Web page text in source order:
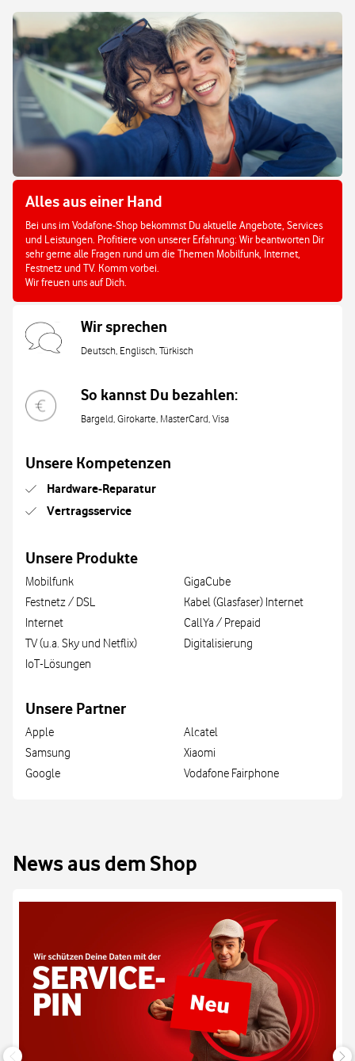
Alles aus einer Hand
Bei uns im Vodafone-Shop bekommst Du aktuelle Angebote, Services
und Leistungen. Profitiere von unserer Erfahrung: Wir beantworten Dir
sehr gerne alle Fragen rund um die Themen Mobilfunk, Internet,
Festnetz und TV. Komm vorbei.
Wir freuen uns auf Dich.
Wir sprechen
Deutsch, Englisch, Türkisch
So kannst Du bezahlen:
Bargeld, Girokarte, MasterCard, Visa
Unsere Kompetenzen
Hardware-Reparatur
Vertragsservice
Unsere Produkte
Mobilfunk
Festnetz / DSL
Internet
TV (u.a. Sky und Netflix)
IoT-Lösungen
GigaCube
Kabel (Glasfaser) Internet
CallYa / Prepaid
Digitalisierung
Unsere Partner
Apple
Samsung
Google
Alcatel
Xiaomi
Vodafone Fairphone
News aus dem Shop